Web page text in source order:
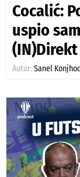
Cocalić:
uspio
(IN)Direkt
Autor: Sanel